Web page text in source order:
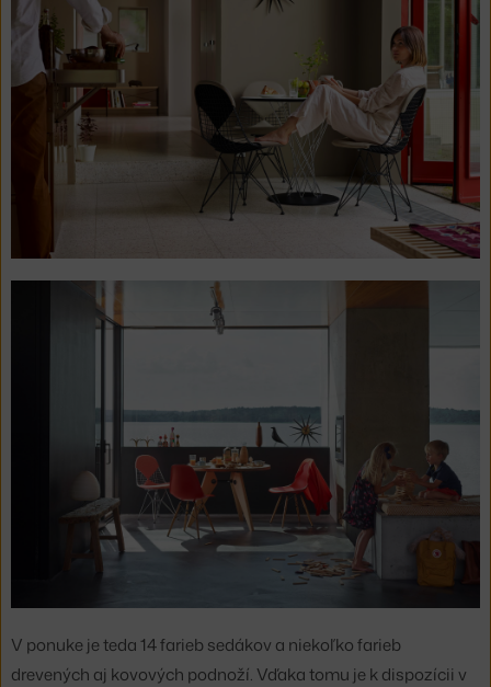
V ponuke je teda 14 farieb sedákov a niekoľko farieb
drevených aj kovových podnoží. Vďaka tomu je k dispozícii v